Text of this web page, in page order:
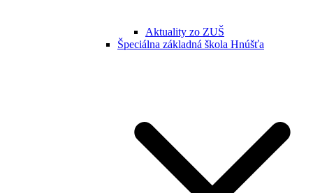
Aktuality zo ZUŠ
Špeciálna základná škola Hnúšťa